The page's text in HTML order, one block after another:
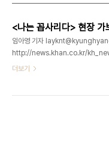
임아영 기자
http://news.khan.co.kr/
더보기